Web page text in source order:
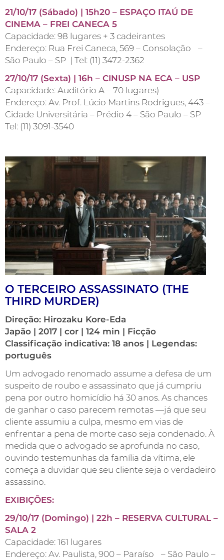
21/10/17 (Sábado) | 15h20 – ESPAÇO ITAÚ DE
CINEMA – FREI CANECA 5
Capacidade: 98 lugares + 3 cadeirantes
Endereço: Rua Frei Caneca, 569 – Consolação –
São Paulo – SP | Tel: (11) 3472-2362
27/10/17 (Sexta) | 16h – CINUSP NA ECA – USP
Capacidade: Auditório A – 70 lugares)
Endereço: Av. Prof. Lúcio Martins Rodrigues, 443 –
Cidade Universitária – Prédio 4 – São Paulo – SP
Tel: (11) 3091-3540
O TERCEIRO ASSASSINATO (THE
THIRD MURDER)
Direção: Hirozaku Kore-Eda
Japão | 2017 | cor | 124 min | Ficção
Classificação indicativa: 18 anos | Legendas:
português
Um advogado renomado assume a defesa de um
suspeito de roubo e assassinato que já cumpriu
pena por outro homicídio há 30 anos. As chances
de ganhar o caso parecem remotas —já que seu
cliente assumiu a culpa, mesmo em vias de
enfrentar a pena de morte caso seja condenado. À
medida que o advogado se aprofunda no caso,
ouvindo testemunhas da família da vítima, ele
começa a duvidar que seu cliente seja o verdadeiro
assassino.
EXIBIÇÕES:
29/10/17 (Domingo) | 22h – RESERVA CULTURAL –
SALA 2
Capacidade: 161 lugares
Endereço: Av. Paulista, 900 – Paraíso – São Paulo –